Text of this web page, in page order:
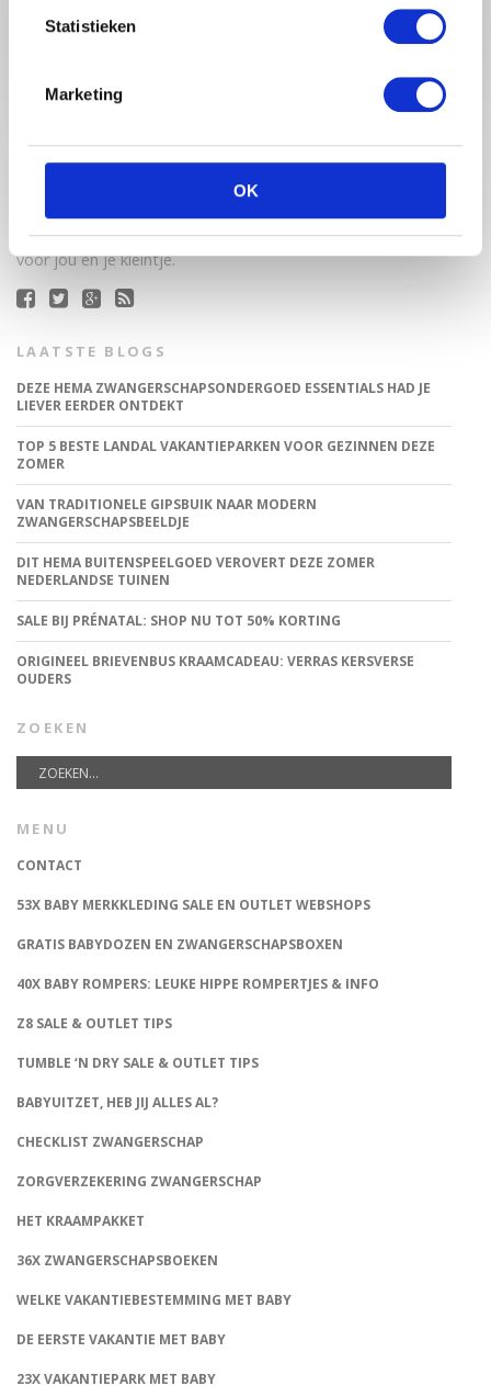
Statistieken
Marketing
OK
Babystraatje.nl is een uniek platform voor aanstaande en
jonge moeders. Een online ontmoetingsplek vol
inspirerende blogs en handige artikelen op het gebied van
zwangerschap, moederschap, babyproducten, lifestyle en
fashion. Babystraatje.nl, het leukste online (winkel)straatje
voor jou en je kleintje.
LAATSTE BLOGS
DEZE HEMA ZWANGERSCHAPSONDERGOED ESSENTIALS HAD JE
LIEVER EERDER ONTDEKT
TOP 5 BESTE LANDAL VAKANTIEPARKEN VOOR GEZINNEN DEZE
ZOMER
VAN TRADITIONELE GIPSBUIK NAAR MODERN
ZWANGERSCHAPSBEELDJE
DIT HEMA BUITENSPEELGOED VEROVERT DEZE ZOMER
NEDERLANDSE TUINEN
SALE BIJ PRÉNATAL: SHOP NU TOT 50% KORTING
ORIGINEEL BRIEVENBUS KRAAMCADEAU: VERRAS KERSVERSE
OUDERS
ZOEKEN
MENU
CONTACT
53X BABY MERKKLEDING SALE EN OUTLET WEBSHOPS
GRATIS BABYDOZEN EN ZWANGERSCHAPSBOXEN
40X BABY ROMPERS: LEUKE HIPPE ROMPERTJES & INFO
Z8 SALE & OUTLET TIPS
TUMBLE ‘N DRY SALE & OUTLET TIPS
BABYUITZET, HEB JIJ ALLES AL?
CHECKLIST ZWANGERSCHAP
ZORGVERZEKERING ZWANGERSCHAP
HET KRAAMPAKKET
36X ZWANGERSCHAPSBOEKEN
WELKE VAKANTIEBESTEMMING MET BABY
DE EERSTE VAKANTIE MET BABY
23X VAKANTIEPARK MET BABY